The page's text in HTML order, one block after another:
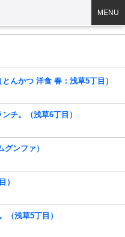
MENU
んかつ 洋食 春：浅草5丁目）
チ。（浅草6丁目）
グンファ）
）
（浅草5丁目）